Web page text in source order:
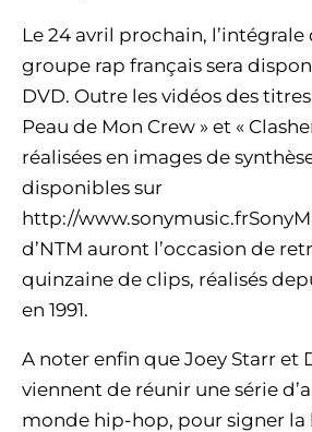
Le 24 avril prochain, l’intégrale
groupe rap français sera
DVD. Outre les vidéos des
Peau de Mon Crew » et «
réalisées en images de
disponibles sur
http://
d’NTM auront l’occasion de
quinzaine de clips, réalisés
en 1991.
A noter enfin que Joey Starr et
viennent de réunir une série
monde hip-hop, pour signer